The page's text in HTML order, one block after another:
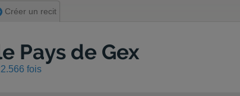
Créer un recit
Pays de Gex
fois